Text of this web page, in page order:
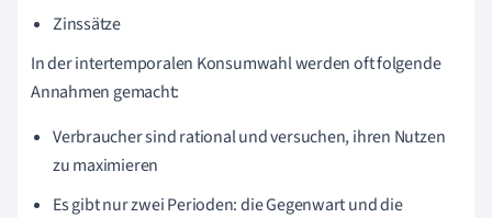
Zinssätze
In der intertemporalen Konsumwahl werden oft folgende
Annahmen gemacht:
Verbraucher sind rational und versuchen, ihren Nutzen
zu maximieren
Es gibt nur zwei Perioden: die Gegenwart und die